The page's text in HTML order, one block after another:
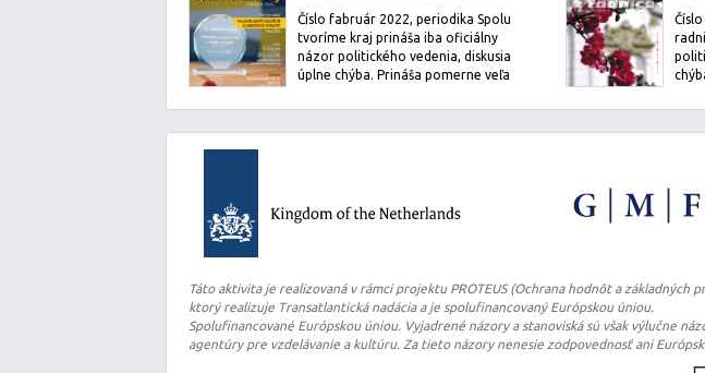
Číslo fabruár 2022, periodika Spolu
tvoríme kraj prináša iba oficiálny
názor politického vedenia, diskusia
úplne chýba. Prináša pomerne veľa
Táto aktivita je realizovaná v rámci projektu PROTEUS (Ochrana hodnôt a
ktorý realizuje Transatlantická nadácia a je spolufinancovaný Európskou úniou.
Spolufinancované Európskou úniou. Vyjadrené názory a stanoviská sú však výlučne
agentúry pre vzdelávanie a kultúru. Za tieto názory nenesie zodpovednosť ani